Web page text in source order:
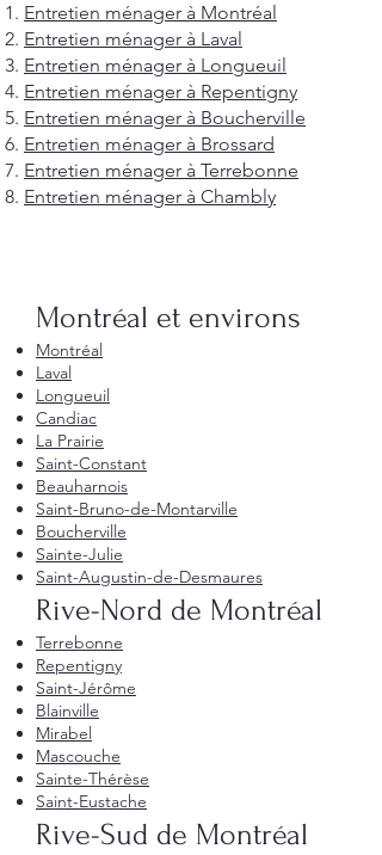
Entretien ménager à Montréal
Entretien ménager à Laval
Entretien ménager à Longueuil
Entretien ménager à Repentigny
Entretien ménager à Boucherville
Entretien ménager à Brossard
Entretien ménager à Terrebonne
Entretien ménager à Chambly
Montréal et environs
Montréal
Laval
Longueuil
Candiac
La Prairie
Saint-Constant
Beauharnois
Saint-Bruno-de-Montarville
Boucherville
Sainte-Julie
Saint-Augustin-de-Desmaures
Rive-Nord de Montréal
Terrebonne
Repentigny
Saint-Jérôme
Blainville
Mirabel
Mascouche
Sainte-Thérèse
Saint-Eustache
Rive-Sud de Montréal